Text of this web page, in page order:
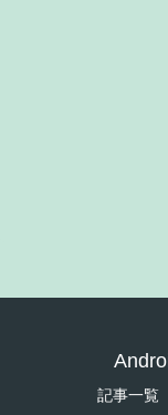
記事一覧